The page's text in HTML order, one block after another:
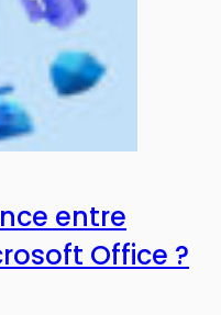
entre
Office ?